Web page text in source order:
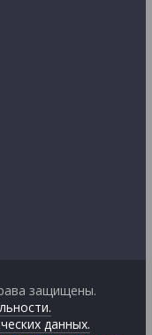
защищены.
данных.